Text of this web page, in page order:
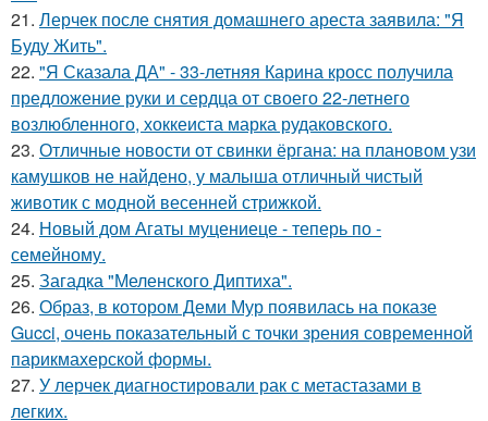
21. Лерчек после снятия домашнего ареста заявила: "Я
Буду Жить".
22. "Я Сказала ДА" - 33-летняя Карина кросс получила
предложение руки и сердца от своего 22-летнего
возлюбленного, хоккеиста марка рудаковского.
23. Отличные новости от свинки ёргана: на плановом узи
камушков не найдено, у малыша отличный чистый
животик с модной весенней стрижкой.
24. Новый дом Агаты муцениеце - теперь по -
семейному.
25. Загадка "Меленского Диптиха".
26. Образ, в котором Деми Мур появилась на показе
Gucci, очень показательный с точки зрения современной
парикмахерской формы.
27. У лерчек диагностировали рак с метастазами в
легких.